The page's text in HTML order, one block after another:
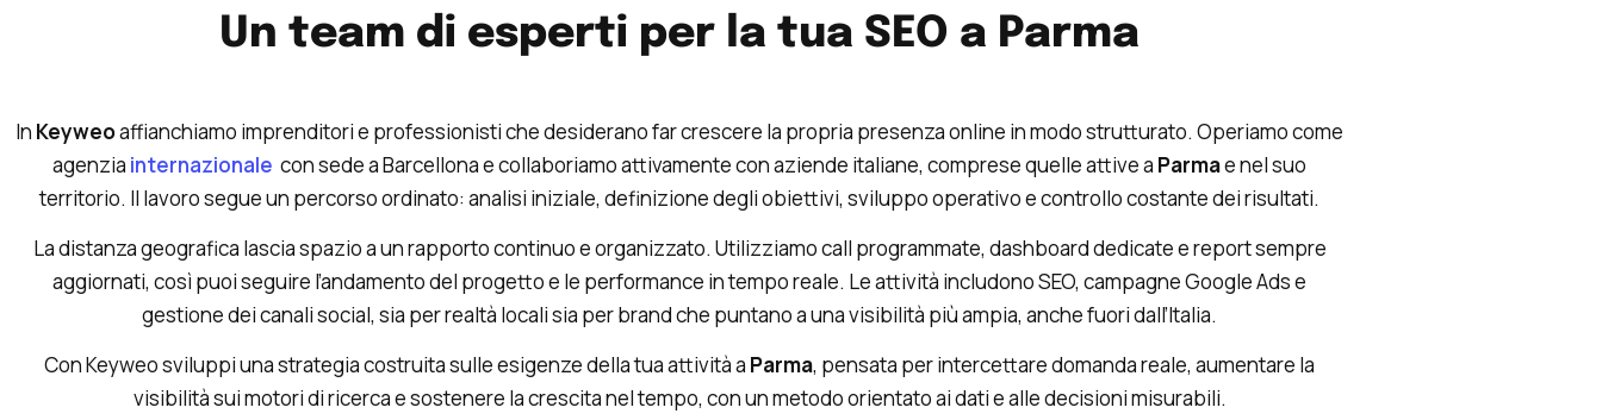
Un team di esperti per la tua SEO a Parma
In Keyweoaffianchiamo imprenditori e professionisti che desiderano far crescere la propria presenza online in modo strutturato. Operiamo come
agenzia internazionale con sede a Barcellona e collaboriamo attivamente con aziende italiane, comprese quelle attive a Parmae nel suo
territorio. Il lavoro segue un percorso ordinato: analisi iniziale, definizione degli obiettivi, sviluppo operativo e controllo costante dei risultati.
La distanza geografica lascia spazio a un rapporto continuo e organizzato. Utilizziamo call programmate, dashboard dedicate e report sempre
aggiornati, così puoi seguire l’andamento del progetto e le performance in tempo reale. Le attività includono SEO, campagne Google Ads e
gestione dei canali social, sia per realtà locali sia per brand che puntano a una visibilità più ampia, anche fuori dall’Italia.
Con Keyweo sviluppi una strategia costruita sulle esigenze della tua attività a Parma, pensata per intercettare domanda reale, aumentare la
visibilità sui motori di ricerca e sostenere la crescita nel tempo, con un metodo orientato ai dati e alle decisioni misurabili.